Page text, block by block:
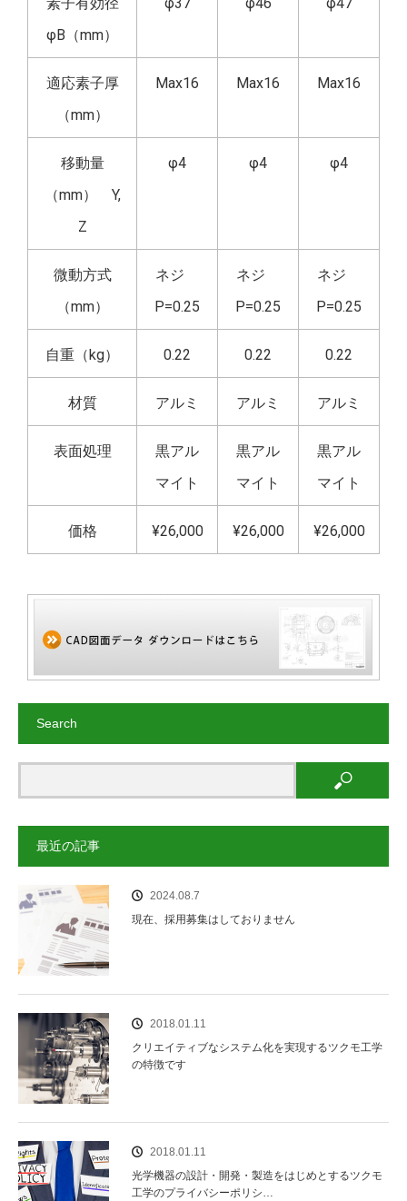
φB（mm）
適応素子厚
（mm）
Max16 Max16 Max16
移動量
（mm） Y,
Z
φ4 φ4 φ4
微動方式
（mm）
ネジ
P=0.25
ネジ
P=0.25
ネジ
P=0.25
自重（kg） 0.22 0.22 0.22
材質 アルミ アルミ アルミ
表面処理
黒アル
マイト
黒アル
マイト
黒アル
マイト
価格 ¥26,000 ¥26,000 ¥26,000
Search
最近の記事
2024.08.7
現在、採用募集はしておりません
2018.01.11
クリエイティブなシステム化を実現するツクモ工学
の特徴です
2018.01.11
光学機器の設計・開発・製造をはじめとするツクモ
工学のプライバシーポリシ…